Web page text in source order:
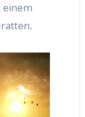
einem